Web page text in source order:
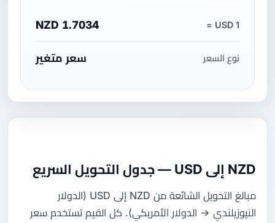
1 USD =
1.7034 NZD
نوع السعر سعر متغير
NZD إلى USD — جدول التحويل السريع
مبالغ التحويل الشائعة من NZD إلى USD (الدولار
النيوزيلندي → الدولار الأمريكي). كل القيم تستخدم سعر